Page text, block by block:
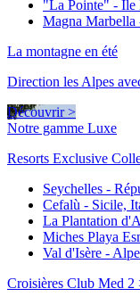
"La Pointe" - Ile
Magna Marbella
La montagne en été
Direction les Alpes
Découvrir >
Notre gamme Luxe
Resorts Exclusive
Seychelles -
Cefalù - Sicile,
La Plantation
Miches Playa
Val d'Isère -
Croisières Club Med 2